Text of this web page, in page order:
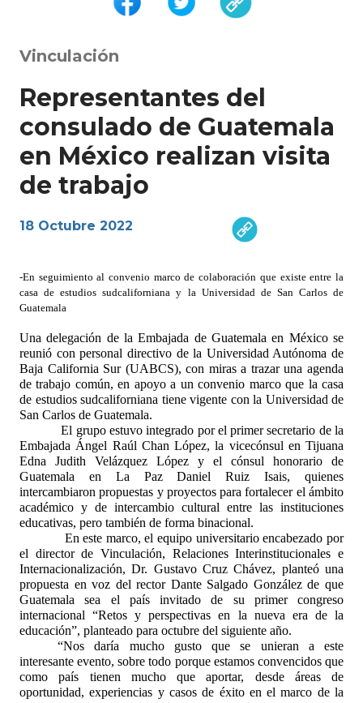
Vinculación
Representantes del
consulado de Guatemala
en México realizan visita
de trabajo
18 Octubre 2022
-En seguimiento al convenio marco de colaboración que existe entre la
casa de estudios sudcaliforniana y la Universidad de San Carlos de
Guatemala
Una delegación de la Embajada de Guatemala en México se
reunió con personal directivo de la Universidad Autónoma de
Baja California Sur (UABCS), con miras a trazar una agenda
de trabajo común, en apoyo a un convenio marco que la casa
de estudios sudcaliforniana tiene vigente con la Universidad de
San Carlos de Guatemala.
El grupo estuvo integrado por el primer secretario de la
Embajada Ángel Raúl Chan López, la vicecónsul en Tijuana
Edna Judith Velázquez López y el cónsul honorario de
Guatemala en La Paz Daniel Ruiz Isais, quienes
intercambiaron propuestas y proyectos para fortalecer el ámbito
académico y de intercambio cultural entre las instituciones
educativas, pero también de forma binacional.
En este marco, el equipo universitario encabezado por
el director de Vinculación, Relaciones Interinstitucionales e
Internacionalización, Dr. Gustavo Cruz Chávez, planteó una
propuesta en voz del rector Dante Salgado González de que
Guatemala sea el país invitado de su primer congreso
internacional “Retos y perspectivas en la nueva era de la
educación”, planteado para octubre del siguiente año.
“Nos daría mucho gusto que se unieran a este
interesante evento, sobre todo porque estamos convencidos que
como país tienen mucho que aportar, desde áreas de
oportunidad, experiencias y casos de éxito en el marco de la